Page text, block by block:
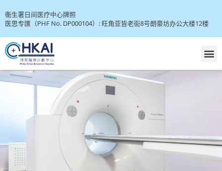
衞生署日间医疗中心牌照
医思专匯（PHF No. DP000104）: 旺角亚皆老街8号朗豪坊办公大楼12楼